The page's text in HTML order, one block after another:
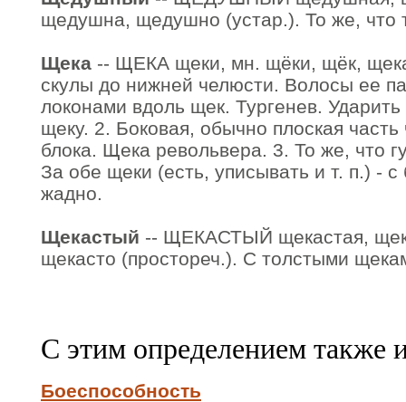
щедушна, щедушно (устар.). То же,
Щека -- ЩЕКА щеки, мн. щёки, щёк,
скулы до нижней челюсти. Волосы ее
локонами вдоль щек. Тургенев.
щеку. 2. Боковая, обычно плоская
блока. Щека револьвера. 3. То же, что
За обе щеки (есть, уписывать и т. п.) -
жадно.
Щекастый -- ЩЕКАСТЫЙ щекастая,
щекасто (простореч.). С толстыми
С этим определением также
Боеспособность